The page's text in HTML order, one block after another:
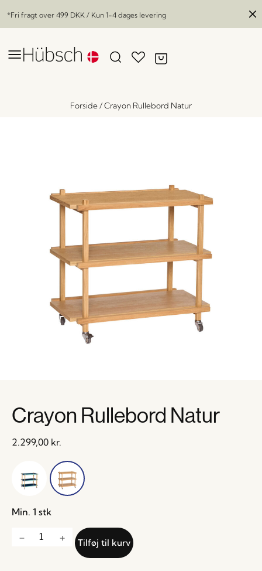
*Fri fragt over 499 DKK / Kun 1-4 dages levering
Forside/Crayon Rullebord Natur
Crayon Rullebord Natur
2.299,00 kr.
Min. 1 stk
Tilføj til kurv